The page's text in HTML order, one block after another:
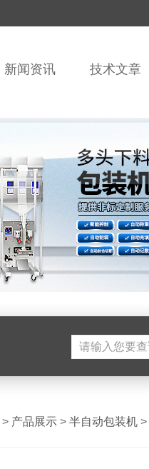
新闻资讯 技术文章
> 产品展示 > 半自动包装机 >